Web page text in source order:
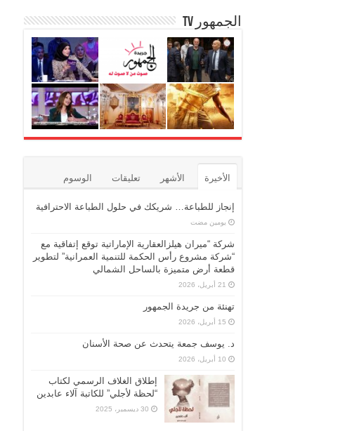
الجمهور TV
الأخيرة الأشهر تعليقات الوسوم
إنجاز للطباعة… شريكك في حلول الطباعة الاحترافية
‏يومين مضت
شركة “ميران هيلزالعقارية الإماراتية توقع إتفاقية مع
“شركة مشروع رأس الحكمة للتنمية العمرانية” لتطوير
قطعة أرض متميزة بالساحل الشمالي
21 أبريل، 2026
تهنئة من جريدة الجمهور
15 أبريل، 2026
د. يوسف جمعة يتحدث عن صحة الأسنان
10 أبريل، 2026
إطلاق الغلاف الرسمي لكتاب
“لحظة لأجلي” للكاتبة آلاء عابدين
30 ديسمبر، 2025